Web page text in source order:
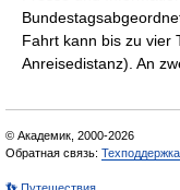
Fahrt kann bis zu vier
Anreisedistanz). An
© Академик, 2000-2026
Обратная связь: Техподдержка